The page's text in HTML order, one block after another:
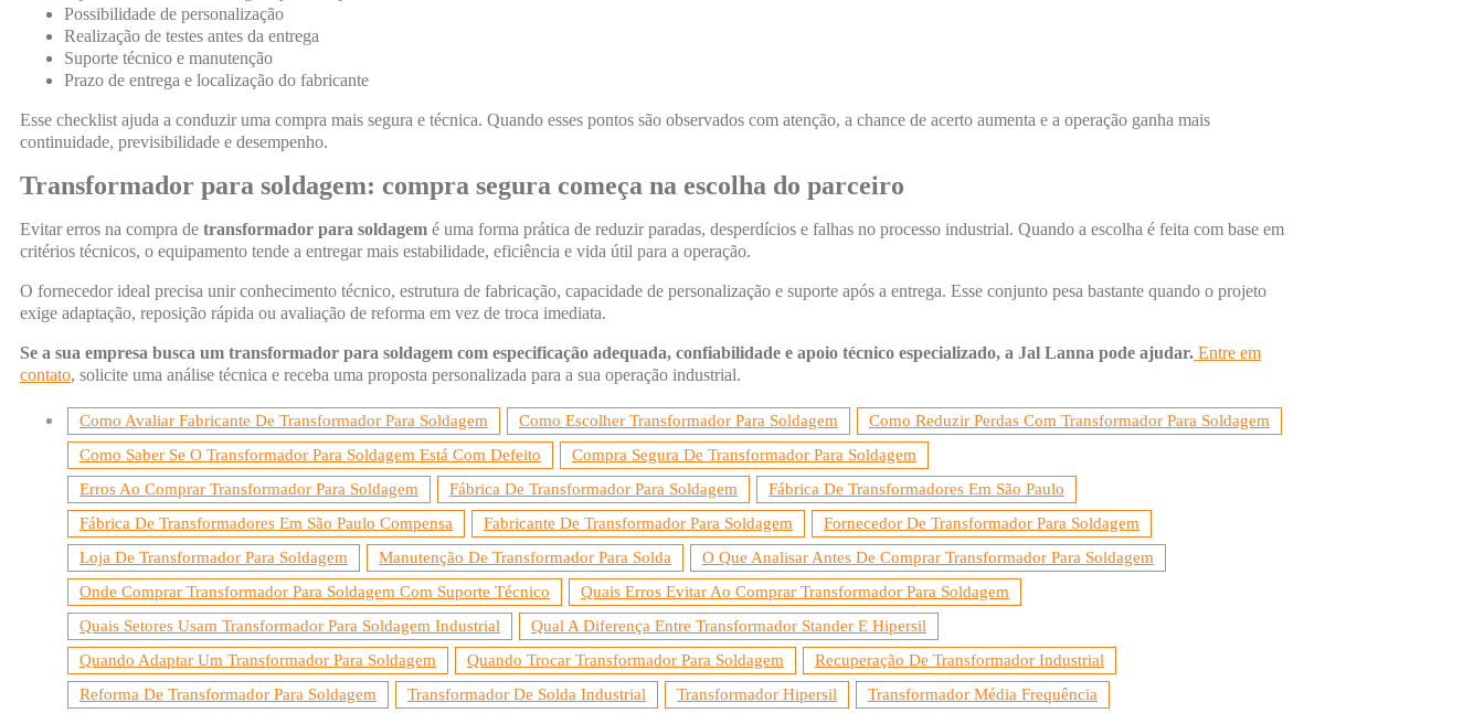
Possibilidade de personalização
Realização de testes antes da entrega
Suporte técnico e manutenção
Prazo de entrega e localização do fabricante
Esse checklist ajuda a conduzir uma compra mais segura e técnica. Quando esses pontos são observados com atenção, a chance de acerto aumenta e a operação ganha mais
continuidade, previsibilidade e desempenho.
Transformador para soldagem: compra segura começa na escolha do parceiro
Evitar erros na compra de transformador para soldagem é uma forma prática de reduzir paradas, desperdícios e falhas no processo industrial. Quando a escolha é feita com base em
critérios técnicos, o equipamento tende a entregar mais estabilidade, eficiência e vida útil para a operação.
O fornecedor ideal precisa unir conhecimento técnico, estrutura de fabricação, capacidade de personalização e suporte após a entrega. Esse conjunto pesa bastante quando o projeto
exige adaptação, reposição rápida ou avaliação de reforma em vez de troca imediata.
Se a sua empresa busca um transformador para soldagem com especificação adequada, confiabilidade e apoio técnico especializado, a Jal Lanna pode ajudar. Entre em
contato, solicite uma análise técnica e receba uma proposta personalizada para a sua operação industrial.
Como Avaliar Fabricante De Transformador Para Soldagem Como Escolher Transformador Para Soldagem
Como Reduzir Perdas Com Transformador Para Soldagem
Como Saber Se O Transformador Para Soldagem Está Com Defeito
Compra Segura De Transformador Para Soldagem
Erros Ao Comprar Transformador Para Soldagem
Fábrica De Transformador Para Soldagem
Fábrica De Transformadores Em São Paulo
Fábrica De Transformadores Em São Paulo Compensa
Fabricante De Transformador Para Soldagem
Fornecedor De Transformador Para Soldagem
Loja De Transformador Para Soldagem
Manutenção De Transformador Para Solda
O Que Analisar Antes De Comprar Transformador Para Soldagem
Onde Comprar Transformador Para Soldagem Com Suporte Técnico
Quais Erros Evitar Ao Comprar Transformador Para Soldagem
Quais Setores Usam Transformador Para Soldagem Industrial
Qual A Diferença Entre Transformador Stander E Hipersil
Quando Adaptar Um Transformador Para Soldagem
Quando Trocar Transformador Para Soldagem
Recuperação De Transformador Industrial
Reforma De Transformador Para Soldagem
Transformador De Solda Industrial Transformador Hipersil Transformador Média Frequência